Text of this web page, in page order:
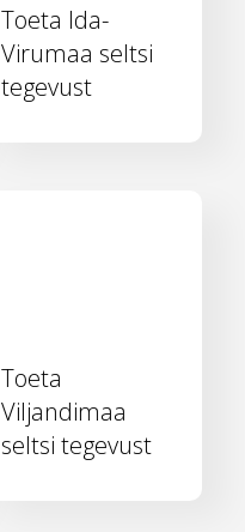
Toeta Ida-
Virumaa seltsi
tegevust
Toeta
Viljandimaa
seltsi tegevust